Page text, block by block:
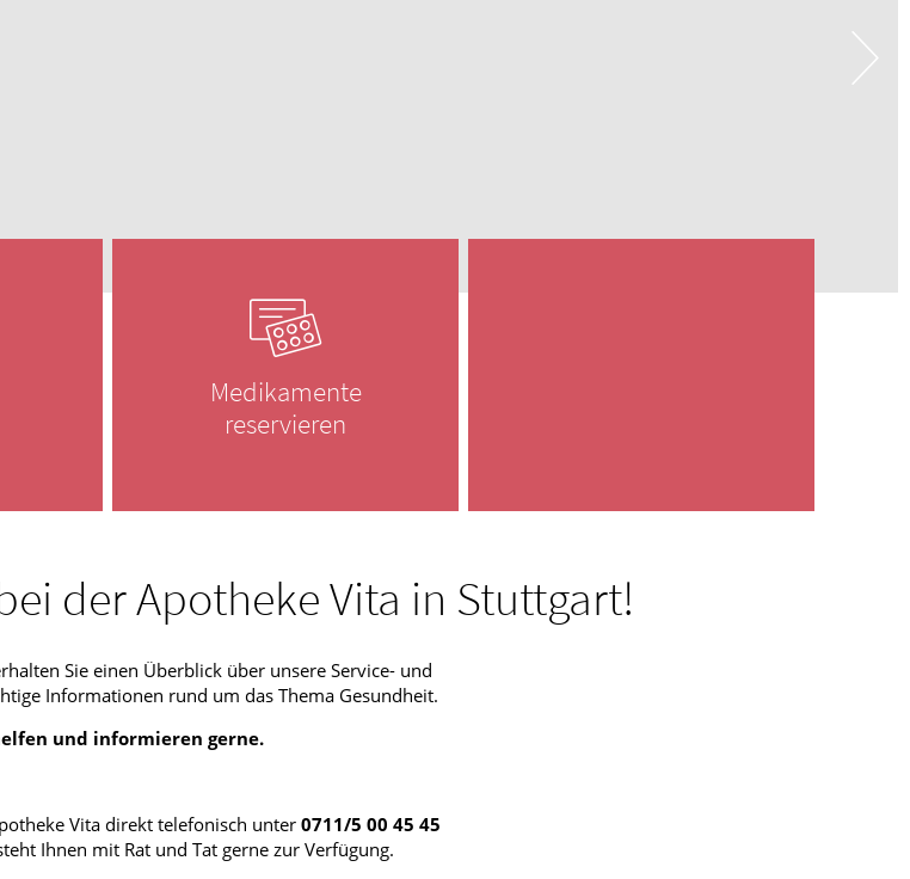
Medikamente
reservieren
der Apotheke Vita in Stuttgart!
Sie einen Überblick über unsere Service- und
Informationen rund um das Thema Gesundheit.
und informieren gerne.
Vita direkt telefonisch unter 0711/5 00 45 45
Ihnen mit Rat und Tat gerne zur Verfügung.